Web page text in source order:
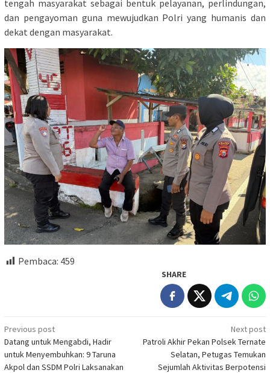
tengah masyarakat sebagai bentuk pelayanan, perlindungan,
dan pengayoman guna mewujudkan Polri yang humanis dan
dekat dengan masyarakat.
Pembaca: 459
SHARE
Post
navigation
Previous post
Datang untuk Mengabdi, Hadir
untuk Menyembuhkan: 9 Taruna
Akpol dan SSDM Polri Laksanakan
Next post
Patroli Akhir Pekan Polsek Ternate
Selatan, Petugas Temukan
Sejumlah Aktivitas Berpotensi